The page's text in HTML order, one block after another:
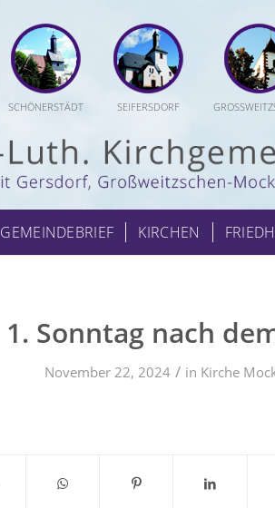
SCHÖNERSTÄDT SEIFERSDORF
GEMEINDEBRIEF KIRCHEN
1. Sonntag nach
November 22, 2024 / in Kirche